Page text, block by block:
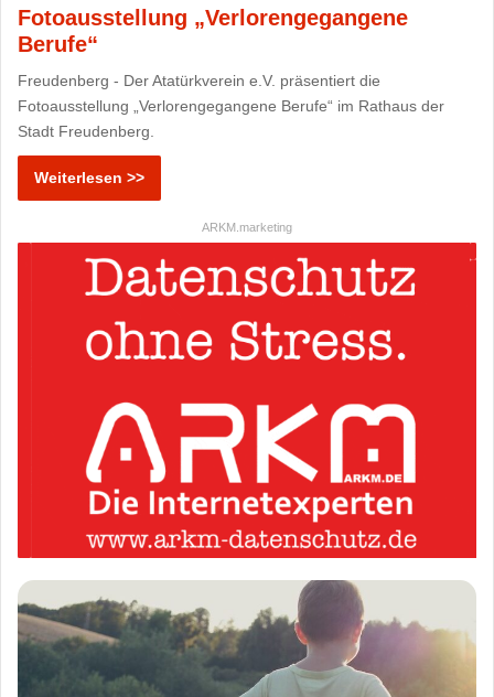
Fotoausstellung „Verlorengegangene
Berufe“
Freudenberg - Der Atatürkverein e.V. präsentiert die
Fotoausstellung „Verlorengegangene Berufe“ im Rathaus der
Stadt Freudenberg.
Weiterlesen >>
ARKM.marketing